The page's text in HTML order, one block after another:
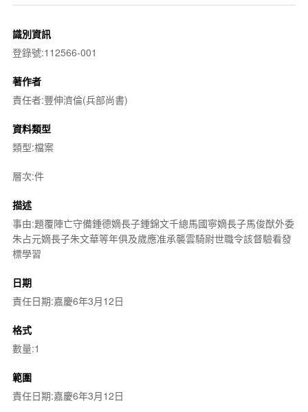
識別資訊
登錄號:112566-001
著作者
責任者:豐伸濟倫(兵部尚書)
資料類型
類型:檔案
層次:件
描述
事由:題覆陣亡守備鍾德嫡長子鍾錦文千總馬國寧嫡長子馬俊猷外委
朱占元嫡長子朱文華等年俱及歲應准承襲雲騎尉世職令該督驗看發
標學習
日期
責任日期:嘉慶6年3月12日
格式
數量:1
範圍
責任日期:嘉慶6年3月12日